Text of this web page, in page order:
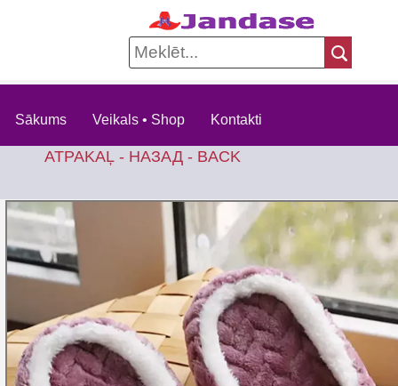
Sākums Veikals • Shop Kontakti
ATPAKAĻ - НАЗАД - BACK